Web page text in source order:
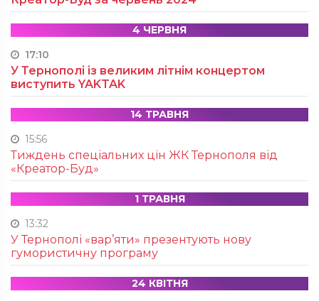
4 ЧЕРВНЯ
17:10
У Тернополі із великим літнім концертом
виступить YAKTAK
14 ТРАВНЯ
15:56
Тиждень спеціальних цін ЖК Тернополя від
«Креатор-Буд»
1 ТРАВНЯ
13:32
У Тернополі «вар’яти» презентують нову
гумористичну програму
24 КВІТНЯ